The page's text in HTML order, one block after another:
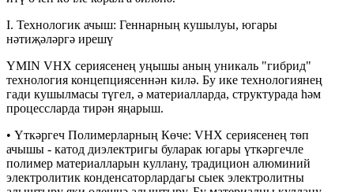
I. Технологик ачыш: Геннарның кушылуы, югары
нәтиҗәләргә ирешү
YMIN VHX сериясенең уңышы аның уникаль "гибрид"
технология концепциясеннән килә. Бу ике технологиянең
гади кушылмасы түгел, ә материалларда, структурада һәм
процессларда тирән яңарыш.
• Үткәргеч Полимерларның Көче: VHX сериясенең төп
ачышы - катод диэлектригы буларак югары үткәргечле
полимер материалларын куллану, традицион алюминий
электролитик конденсаторлардагы сыек электролитны